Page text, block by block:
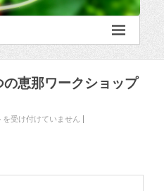
恵那ワークショップ
を受け付けていません